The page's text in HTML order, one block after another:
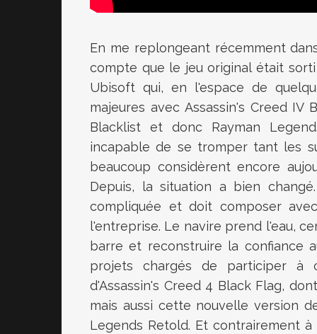
En me replongeant récemment
compte que le jeu original était
Ubisoft qui, en l'espace de
majeures avec Assassin's Creed
Blacklist et donc Rayman
incapable de se tromper tant les
beaucoup considèrent encore
Depuis, la situation a bien
compliquée et doit composer
l'entreprise. Le navire prend l'eau,
barre et reconstruire la confiance
projets chargés de participer à
d'Assassin's Creed 4 Black Flag,
mais aussi cette nouvelle version
Legends Retold. Et contrairement